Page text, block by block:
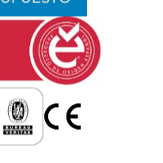
Joswaltu casa sube de
mañana de invierno
y en vez de
, coges el mando, o el
voz. Y zas. Luz al
Porque cuando algo
se automatiza, el